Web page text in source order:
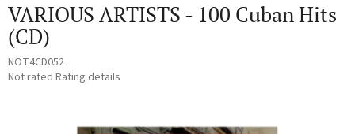
VARIOUS ARTISTS - 100 Cuban Hits
(CD)
NOT4CD052
The
Not rated Rating details